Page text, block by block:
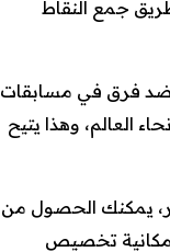
جمع النقاط
ضد فرق في مسابقات
العالم، وهذا يتيح
يمكنك الحصول من
تخصيص